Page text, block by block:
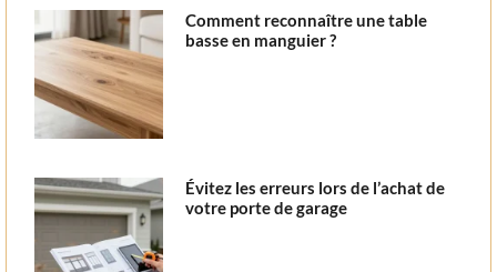
Comment reconnaître une table
basse en manguier ?
Évitez les erreurs lors de l’achat de
votre porte de garage